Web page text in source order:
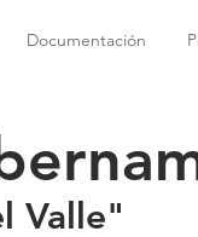
Documentación
Valle"